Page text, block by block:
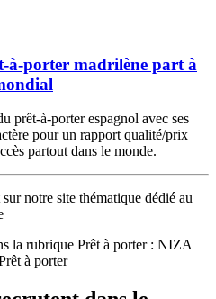
à-porter madrilène part à
prêt-à-porter espagnol avec ses
pour un rapport qualité/prix
partout dans le monde.
notre site thématique dédié au
la rubrique Prêt à porter : NIZA
à porter